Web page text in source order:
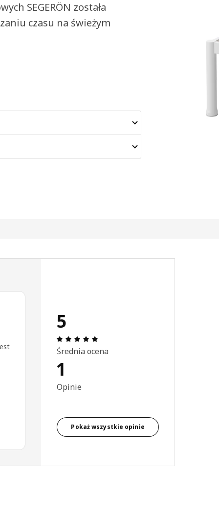
SEGERÖN została
czasu na świeżym
5
Średnia ocena
1
Opinie
Pokaż wszystkie opinie